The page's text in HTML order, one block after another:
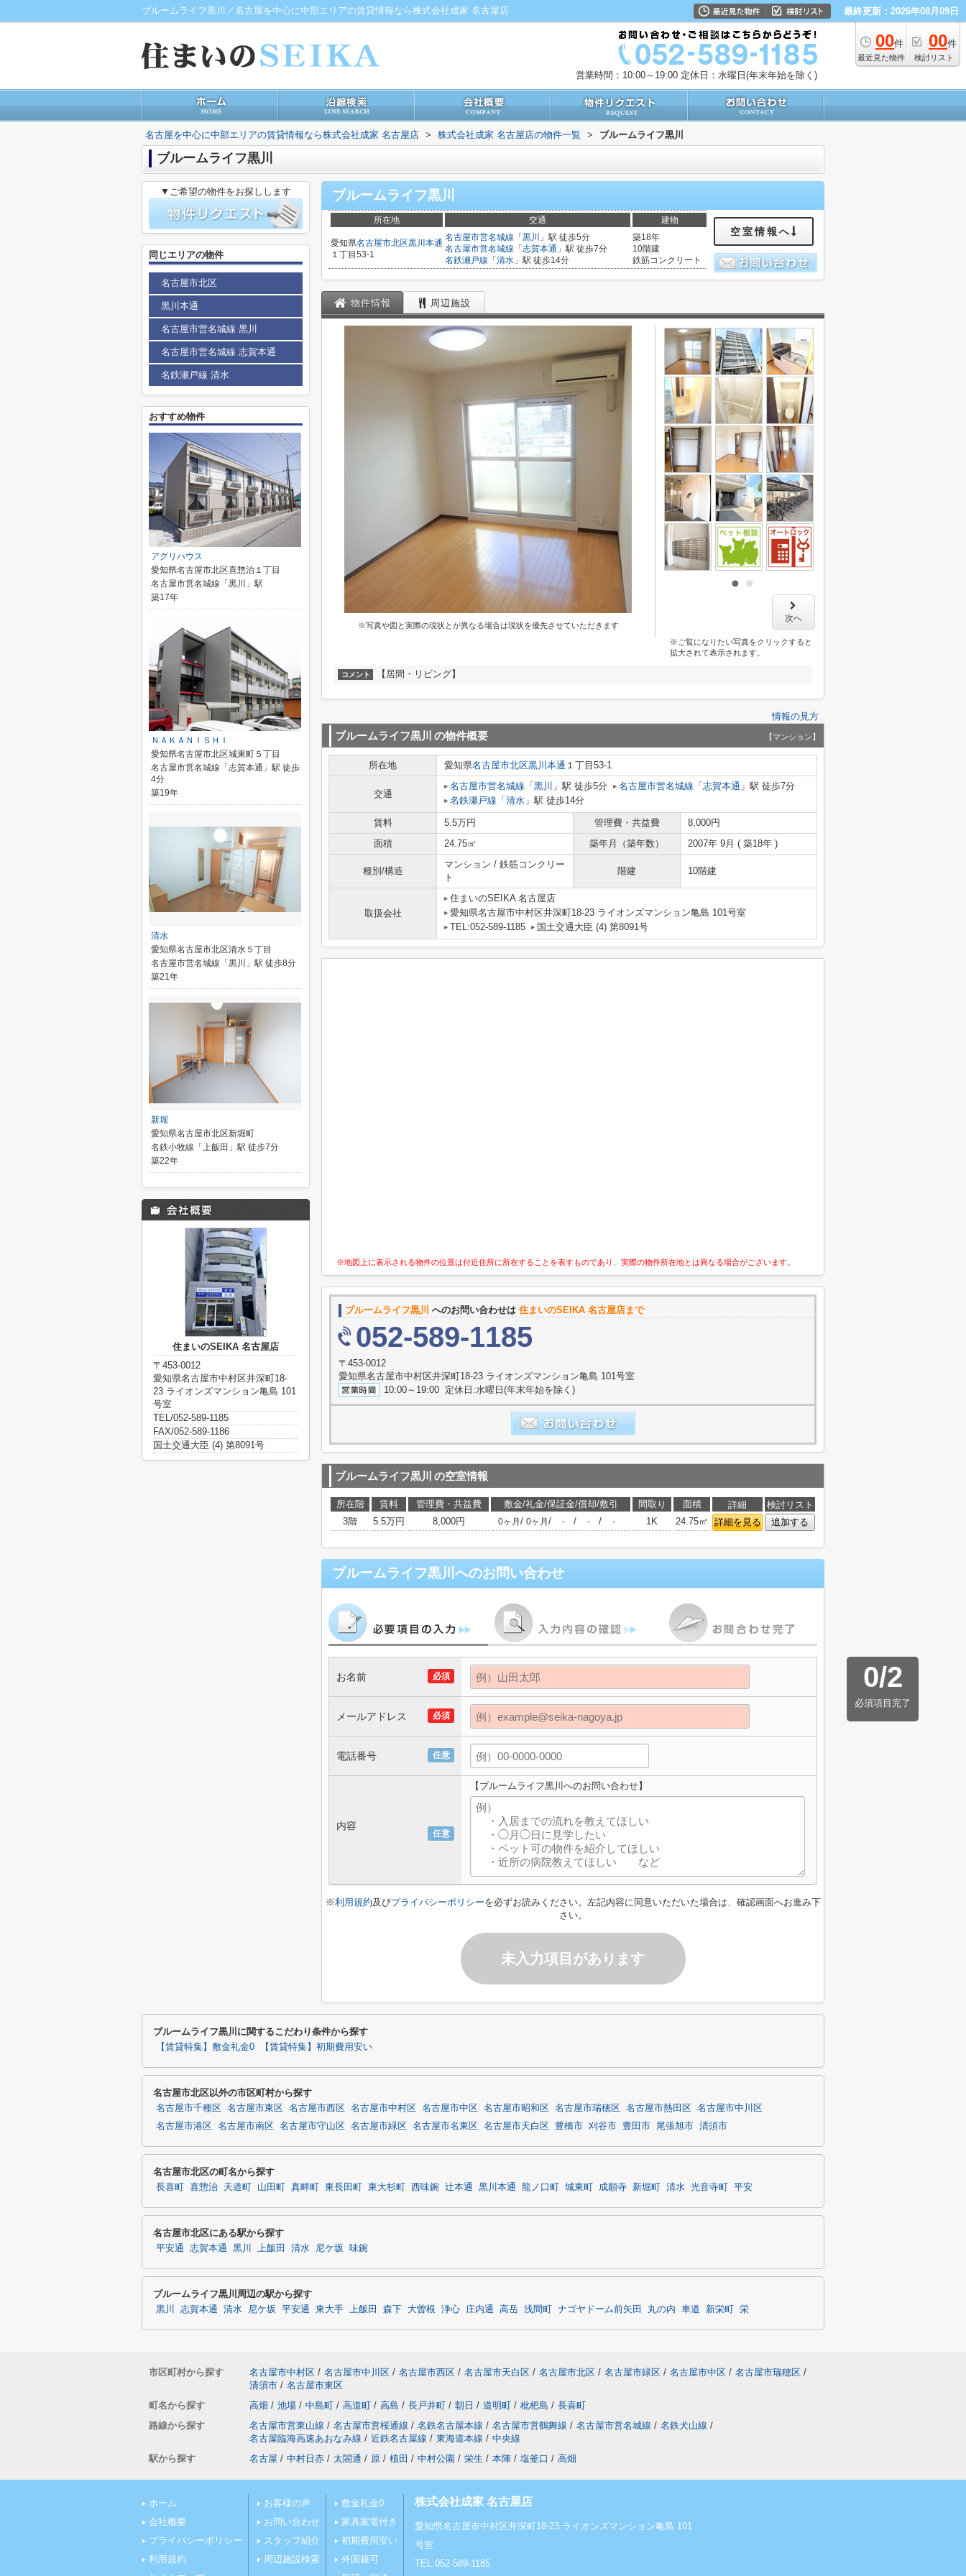
ブルームライフ黒川／名古屋を中心に中部エリアの賃貸情報なら株式会社成家 名古屋店 最終更新：2026年08月09日
00件
最近見た物件
00件
検討リスト
営業時間：10:00～19:00 定休日：水曜日(年末年始を除く)
名古屋を中心に中部エリアの賃貸情報なら株式会社成家 名古屋店 > 株式会社成家 名古屋店の物件一覧 > ブルームライフ黒川
ブルームライフ黒川
ブルームライフ黒川
所在地 交通 建物
愛知県名古屋市北区黒川本通
１丁目53-1
名古屋市営名城線 「 黒川
」駅 徒歩5分
名古屋市営名城線 「 志賀本通 」駅 徒歩7分
名鉄瀬戸線 「 清水 」駅 徒歩14分
築18年
10階建
鉄筋コンクリート
空室情報へ
物件情報 周辺施設
※写真や図と実際の現状とが異なる場合は現状を優先させていただきます
次へ
※ご覧になりたい写真をクリックすると
拡大されて表示されます。
コメント 【居間・リビング】
情報の見方
ブルームライフ黒川 の物件概要 【マンション】
所在地 愛知県名古屋市北区黒川本通 １丁目53-1
交通
名古屋市営名城線 「 黒川 」駅 徒歩5分 名古屋市営名城線 「 志賀本通 」駅 徒歩7分
名鉄瀬戸線 「 清水 」駅 徒歩14分
賃料 5.5万円 管理費・共益費
8,000円
面積
24.75㎡ 築年月（築年数） 2007年 9月 ( 築18年 )
種別/構造
マンション / 鉄筋コンクリー
ト
階建 10階建
取扱会社
住まいのSEIKA 名古屋店
愛知県名古屋市中村区井深町18-23 ライオンズマンション亀島 101号室
TEL:052-589-1185
国土交通大臣 (4) 第8091号
※地図上に表示される物件の位置は付近住所に所在することを表すものであり、実際の物件所在地とは異なる場合がございます。
ブルームライフ黒川 へのお問い合わせは 住まいのSEIKA 名古屋店まで
052-589-1185
〒453-0012
愛知県名古屋市中村区井深町18-23 ライオンズマンション亀島 101号室
10:00～19:00 定休日:水曜日(年末年始を除く)
ブルームライフ黒川 の空室情報
所在階 賃料 管理費・共益費 敷金/礼金/保証金/償却/敷引 間取り 面積 詳細
検討リスト
3階
5.5万円 8,000円 0ヶ月 / 0ヶ月 / - / - / - 1K 24.75㎡ 詳細を見る 追加する
ブルームライフ黒川 へのお問い合わせ
0/2
必須項目完了
必須
お名前
必須
メールアドレス
任意
電話番号
任意
内容
【ブルームライフ黒川へのお問い合わせ】
※利用規約及びプライバシーポリシーを必ずお読みください。左記内容に同意いただいた場合は、確認画面へお進み下
さい。
未入力項目があります
▼ご希望の物件をお探しします
同じエリアの物件
名古屋市北区
黒川本通
名古屋市営名城線 黒川
名古屋市営名城線 志賀本通
名鉄瀬戸線 清水
おすすめ物件
アグリハウス
愛知県名古屋市北区喜惣治１丁目
名古屋市営名城線「黒川」駅
築17年
ＮＡＫＡＮＩＳＨＩ
愛知県名古屋市北区城東町５丁目
名古屋市営名城線「志賀本通」駅 徒歩
4分
築19年
清水
愛知県名古屋市北区清水５丁目
名古屋市営名城線「黒川」駅 徒歩8分
築21年
新堀
愛知県名古屋市北区新堀町
名鉄小牧線「上飯田」駅 徒歩7分
築22年
住まいのSEIKA 名古屋店
〒453-0012
愛知県名古屋市中村区井深町18-
23 ライオンズマンション亀島 101
号室
TEL/052-589-1185
FAX/052-589-1186
国土交通大臣 (4) 第8091号
ブルームライフ黒川に関するこだわり条件から探す
【賃貸特集】敷金礼金0 【賃貸特集】初期費用安い
名古屋市北区以外の市区町村から探す
名古屋市千種区 名古屋市東区 名古屋市西区 名古屋市中村区 名古屋市中区 名古屋市昭和区 名古屋市瑞穂区 名古屋市熱田区
名古屋市中川区
名古屋市港区
名古屋市南区 名古屋市守山区 名古屋市緑区 名古屋市名東区 名古屋市天白区 豊橋市 刈谷市 豊田市 尾張旭市 清須市
名古屋市北区の町名から探す
長喜町 喜惣治 天道町 山田町 真畔町 東長田町 東大杉町 西味鋺 辻本通 黒川本通 龍ノ口町 城東町 成願寺 新堀町 清水 光音寺町 平安
名古屋市北区にある駅から探す
平安通 志賀本通 黒川 上飯田 清水 尼ケ坂 味鋺
ブルームライフ黒川周辺の駅から探す
黒川 志賀本通 清水 尼ケ坂 平安通 東大手 上飯田 森下 大曽根 浄心 庄内通 高岳 浅間町 ナゴヤドーム前矢田 丸の内 車道 新栄町 栄
市区町村から探す 名古屋市中村区 / 名古屋市中川区 / 名古屋市西区 / 名古屋市天白区 / 名古屋市北区 / 名古屋市緑区 / 名古屋市中区 / 名古屋市瑞穂区 /
清須市 / 名古屋市東区
町名から探す
高畑 / 池場 / 中島町 / 高道町 / 高島 / 長戸井町 / 朝日 / 道明町 / 枇杷島 / 長喜町
路線から探す
名古屋市営東山線 / 名古屋市営桜通線 / 名鉄名古屋本線 / 名古屋市営鶴舞線 / 名古屋市営名城線 / 名鉄犬山線 /
名古屋臨海高速あおなみ線 / 近鉄名古屋線 / 東海道本線 / 中央線
駅から探す
名古屋 / 中村日赤 / 太閤通 / 原 / 植田 / 中村公園 / 栄生 / 本陣 / 塩釜口 / 高畑
ホーム
会社概要
プライバシーポリシー
利用規約
お客様の声
お問い合わせ
スタッフ紹介
周辺施設検索
敷金礼金0
家具家電付き
初期費用安い
外国籍可
株式会社成家 名古屋店
愛知県名古屋市中村区井深町18-23 ライオンズマンション亀島 101
号室
TEL:052-589-1185